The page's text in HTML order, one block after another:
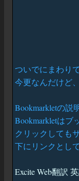
ついでにまわり
今更なんだけど
Bookmarkletの説
Bookmarkletは
クリックしても
下にリンクとし
Excite Web翻訳